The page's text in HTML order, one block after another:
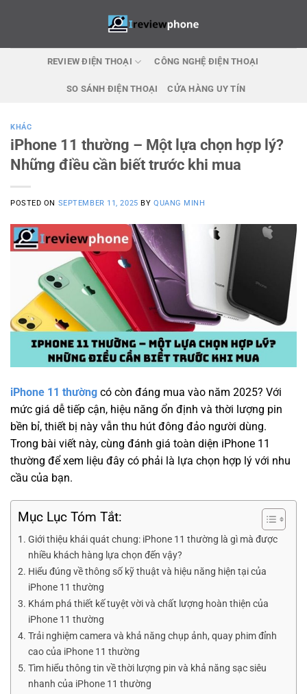
REVIEW ĐIỆN THOẠI CÔNG NGHỆ ĐIỆN THOẠI
SO SÁNH ĐIỆN THOẠI CỬA HÀNG UY TÍN
KHÁC
iPhone 11 thường – Một lựa chọn hợp lý?
Những điều cần biết trước khi mua
POSTED ON SEPTEMBER 11, 2025 BY QUANG MINH
iPhone 11 thường có còn đáng mua vào năm 2025? Với
mức giá dễ tiếp cận, hiệu năng ổn định và thời lượng pin
bền bỉ, thiết bị này vẫn thu hút đông đảo người dùng.
Trong bài viết này, cùng đánh giá toàn diện iPhone 11
thường để xem liệu đây có phải là lựa chọn hợp lý với nhu
cầu của bạn.
Mục Lục Tóm Tắt:
Giới thiệu khái quát chung: iPhone 11 thường là gì mà được
nhiều khách hàng lựa chọn đến vậy?
Hiểu đúng về thông số kỹ thuật và hiệu năng hiện tại của
iPhone 11 thường
Khám phá thiết kế tuyệt vời và chất lượng hoàn thiện của
iPhone 11 thường
Trải nghiệm camera và khả năng chụp ảnh, quay phim đỉnh
cao của iPhone 11 thường
Tìm hiểu thông tin về thời lượng pin và khả năng sạc siêu
nhanh của iPhone 11 thường